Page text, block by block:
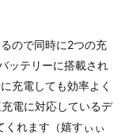
ので同時に2つの充
ッテリーに搭載され
充電しても効率よく
電に対応しているデ
くれます（嬉すぃぃ